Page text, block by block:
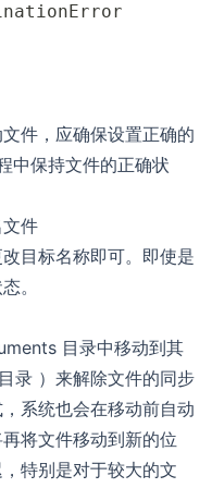
件，应确保设置正确的
中保持文件的正确状
件
目标名称即可。即使是
。
目录中移动到其
录 ）来解除文件的同步
系统也会在移动前自动
将文件移动到新的位
特别是对于较大的文